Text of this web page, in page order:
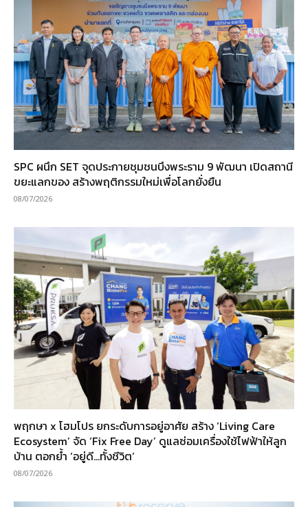
SPC ผนึก SET จุดประกายชุมชนบึงพระราม 9 พัฒนา เปิดสถานี
ขยะแลกของ สร้างพฤติกรรมใหม่เพื่อโลกยั่งยืน
08/07/2026
พฤกษา x โฮมโปร ยกระดับการอยู่อาศัย สร้าง ‘Living Care
Ecosystem’ จัด ‘Fix Free Day’ ดูแลซ่อมเครื่องใช้ไฟฟ้าให้ลูก
บ้าน ตอกย้ำ ‘อยู่ดี…ทั้งชีวิต’
08/07/2026